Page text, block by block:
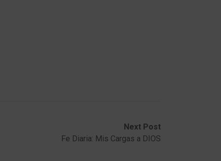
Next Post
Fe Diaria: Mis Cargas a DIOS